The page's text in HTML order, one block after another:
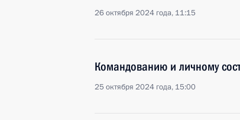
26 октября 2024 года, 11:15
Командованию и личному
25 октября 2024 года, 15:00